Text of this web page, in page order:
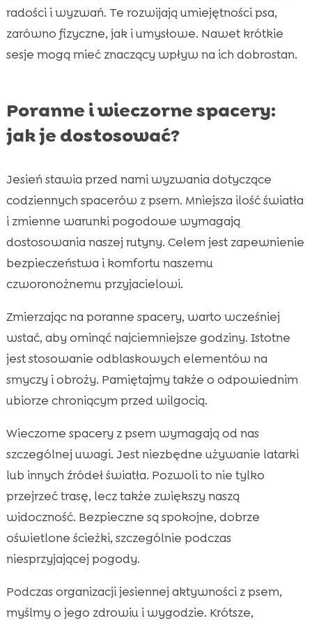
radości i wyzwań. Te rozwijają umiejętności psa,
zarówno fizyczne, jak i umysłowe. Nawet krótkie
sesje mogą mieć znaczący wpływ na ich dobrostan.
Poranne i wieczorne spacery:
jak je dostosować?
Jesień stawia przed nami wyzwania dotyczące
codziennych spacerów z psem. Mniejsza ilość światła
i zmienne warunki pogodowe wymagają
dostosowania naszej rutyny. Celem jest zapewnienie
bezpieczeństwa i komfortu naszemu
czworonożnemu przyjacielowi.
Zmierzając na poranne spacery, warto wcześniej
wstać, aby ominąć najciemniejsze godziny. Istotne
jest stosowanie odblaskowych elementów na
smyczy i obroży. Pamiętajmy także o odpowiednim
ubiorze chroniącym przed wilgocią.
Wieczorne spacery z psem wymagają od nas
szczególnej uwagi. Jest niezbędne używanie latarki
lub innych źródeł światła. Pozwoli to nie tylko
przejrzeć trasę, lecz także zwiększy naszą
widoczność. Bezpieczne są spokojne, dobrze
oświetlone ścieżki, szczególnie podczas
niesprzyjającej pogody.
Podczas organizacji jesiennej aktywności z psem,
myślmy o jego zdrowiu i wygodzie. Krótsze,